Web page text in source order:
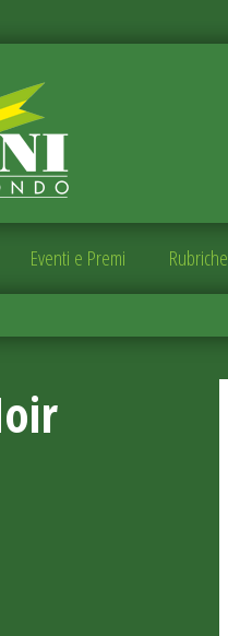
Eventi e Premi Rubriche